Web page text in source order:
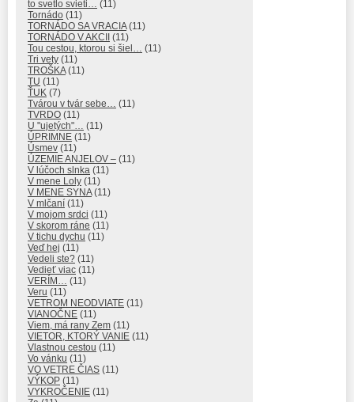
to svetlo svieti…
(11)
Tornádo (11)
TORNÁDO SA VRACIA(11)
TORNÁDO V AKCII (11)
Tou cestou, ktorou si šiel…
(11)
Tri vety (11)
TROŠKA(11)
TU (11)
ŤUK (7)
Tvárou v tvár sebe…
(11)
TVRDO (11)
U "ujetých"…
(11)
ÚPRIMNE (11)
Úsmev (11)
ÚZEMIE ANJELOV – (11)
V lúčoch slnka (11)
V mene Loly (11)
V MENE SYNA(11)
V mlčaní (11)
V mojom srdci (11)
V skorom ráne (11)
V tichu dychu (11)
Veď hej (11)
Vedeli ste? (11)
Vedieť viac (11)
VERÍM…
(11)
Veru (11)
VETROM NEODVIATE (11)
VIANOČNE (11)
Viem, má rany Zem (11)
VIETOR, KTORÝ VANIE (11)
Vlastnou cestou (11)
Vo vánku (11)
VO VETRE ČIAS (11)
VÝKOP (11)
VYKROČENIE (11)